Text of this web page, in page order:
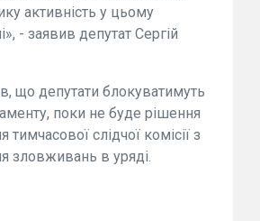
активність у цьому
- заявив депутат Сергій
що депутати блокуватимуть
поки не буде рішення
тимчасової слідчої комісії з
зловживань в уряді.